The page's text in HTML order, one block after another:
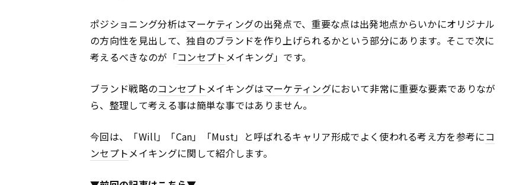
ポジショニング分析はマーケティングの出発点で、重要な点は出発地点からいかにオリジナル
の方向性を見出して、独自のブランドを作り上げられるかという部分にあります。そこで次に
考えるべきなのが「コンセプト メイキング」です。
ブランド戦略のコンセプトメイキングはマーケティングにおいて非常に重要な要素でありなが
ら、整理して考える事は簡単な事ではありません。
今回は、「Will」「Can」「Must」と呼ばれるキャリア形成でよく使われる考え方を参考にコ
ンセプトメイキングに関して紹介します。